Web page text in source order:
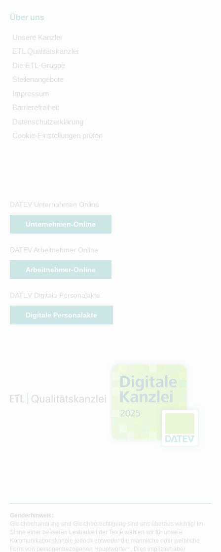
Über uns
Unsere Kanzlei
ETL Qualitätskanzlei
Die ETL-Gruppe
Stellenangebote
Impressum
Barrierefreiheit
Datenschutzerklärung
Cookie-Einstellungen prüfen
DATEV Unternehmen Online
Unternehmen-Online
DATEV Arbeitnehmer Online
Arbeitnehmer-Online
DATEV Digitale Personalakte
Digitale Personalakte
Genderhinweis:
Gleichbehandlung und Gleichberechtigung sind uns überaus wichtig! Im
Sinne einer besseren Lesbarkeit der Texte wählen wir für unsere
Kommunikationskanäle jedoch entweder die männliche oder weibliche
Form von personenbezogenen Hauptwörtern. Dies impliziert aber